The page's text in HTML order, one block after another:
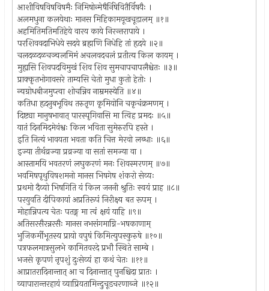
आशीविषविषविषमैः निमिषोन्मेषैर्निषेवितैर्विषयैः ।
अलमधुना कलयेथाः मानस मिहिकामयूखचूडालम् ॥१॥
अहमितिमतिमतिहेये वारय काये निरन्तरापाये ।
परशिववदाभिधेये सदये ब्रह्मणि निधेहि तां हृदये ॥२॥
चलदळदळचञ्चलमिमं अचलवदचलं प्रतीत्य किल कायम् ।
मुह्यसि शिवपदविमुखं शिव शिव सुमचापचापलैश्चेतः ॥३॥
प्राक्कृतभोगावसरे ताम्यसि चेतो मुधा कुतो हेतोः ।
न्यग्रोधबीजमुप्त्वा शोचन्निव नाम्रमस्येति ॥४॥
कतिधा हृदनुबभूविथ तरुतृण कृमियोनि चकृचंक्रमणम् ।
दिष्ट्या मानुषभावात् पारस्पृगिवासि मा त्विह प्रमदः ॥५॥
यातं दिनमिदमेवंश्वः किल भविता सुमेरुरपि हस्ते ।
इति नित्यं भावयता भवता कति चित्त मेरवो लब्धाः ॥६॥
इज्या तीर्थव्रज्या प्रव्रज्या वा सतां समज्या वा ।
आस्तामयि भवतरणं लघुकरणं मनः शिवस्मरणम् ॥७॥
भवमिषपृथुविषशमनो मानस भिषगेष शंकरो सेव्यः
प्रथमो दैव्यो भिषगिति यं किल जननी श्रुतिः स्वयं प्राह ॥८॥
परयुवति दीपिकायां अप्रतिरूपं निरीक्ष्य बत रूपम् ।
मोहान्निपत्य चेतः पतङ्ग मा त्वं क्षयं याहि ॥९॥
अतिसरसैरन्नरसैः मानस नभसंगमाग्नि-भषकाणाम्
भुजिकर्मीभूतस्य प्रायो वपुषं किमित्युपस्कुरुषे ॥१०॥
पत्रफलमात्रसुलभे कामितवरदे प्रभौ स्थिते साम्बे ।
भजसे कृपणं नृपशुं दुःसेव्यं हा कथं चेतः ॥११॥
आप्रातरादिनान्तात् आ च दिनान्तात् पुनश्चिदा प्रातः ।
व्यापारान्तरहायं व्याप्रियतामिन्दुचूडचरणाब्जे ॥१२॥